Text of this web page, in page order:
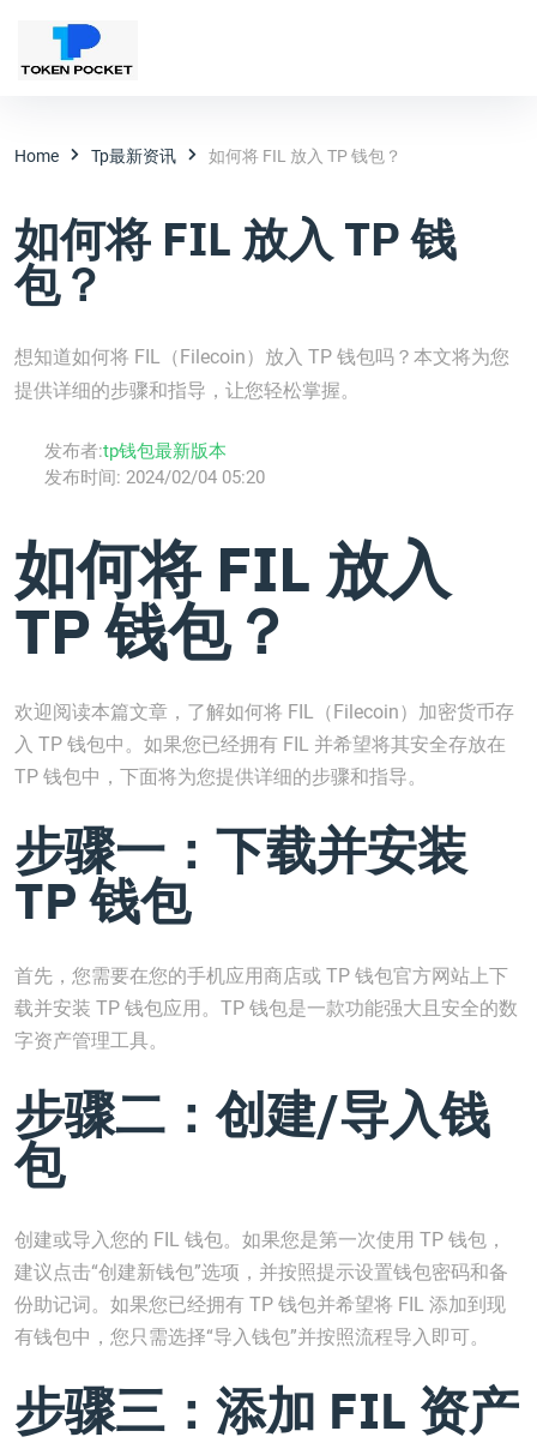
Home Tp最新资讯 如何将 FIL 放入 TP 钱包？
如何将 FIL 放入 TP 钱
包？
想知道如何将 FIL（Filecoin）放入 TP 钱包吗？本文将为您
提供详细的步骤和指导，让您轻松掌握。
发布者:tp钱包最新版本
发布时间: 2024/02/04 05:20
如何将 FIL 放入
TP 钱包？
欢迎阅读本篇文章，了解如何将 FIL（Filecoin）加密货币存
入 TP 钱包中。如果您已经拥有 FIL 并希望将其安全存放在
TP 钱包中，下面将为您提供详细的步骤和指导。
步骤一：下载并安装
TP 钱包
首先，您需要在您的手机应用商店或 TP 钱包官方网站上下
载并安装 TP 钱包应用。TP 钱包是一款功能强大且安全的数
字资产管理工具。
步骤二：创建/导入钱
包
创建或导入您的 FIL 钱包。如果您是第一次使用 TP 钱包，
建议点击“创建新钱包”选项，并按照提示设置钱包密码和备
份助记词。如果您已经拥有 TP 钱包并希望将 FIL 添加到现
有钱包中，您只需选择“导入钱包”并按照流程导入即可。
步骤三：添加 FIL 资产